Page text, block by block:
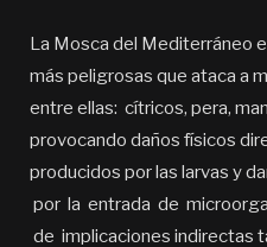
La Mosca del Mediterráneo
más peligrosas que ataca a
entre ellas: cítricos, pera,
provocando daños físicos
producidos por las larvas y
por la entrada de
de implicaciones indirectas